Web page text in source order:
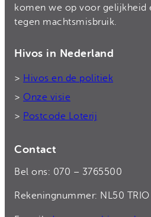
komen we op voor gelijkheid
tegen machtsmisbruik.
Hivos in Nederland
> Hivos en de politiek
> Onze visie
> Postcode Loterij
Contact
Bel ons: 070 – 3765500
Rekeningnummer: NL50